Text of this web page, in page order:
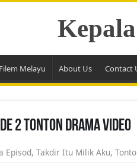
Filem Melayu About Us Contact
2 Tonton Drama Video
Episod, Takdir Itu Milik Aku,